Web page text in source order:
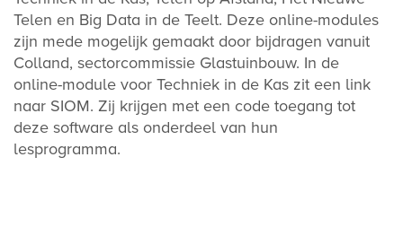
Telen en Big Data in de Teelt. Deze online-modules
zijn mede mogelijk gemaakt door bijdragen vanuit
Colland, sectorcommissie Glastuinbouw. In de
online-module voor Techniek in de Kas zit een link
naar SIOM. Zij krijgen met een code toegang tot
deze software als onderdeel van hun
lesprogramma.